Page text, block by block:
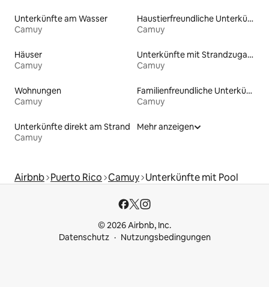
Unterkünfte am Wasser
Camuy
Haustierfreundliche Unterkünfte
Camuy
Häuser
Camuy
Unterkünfte mit Strandzugang
Camuy
Wohnungen
Camuy
Familienfreundliche Unterkünfte
Camuy
Unterkünfte direkt am Strand
Camuy
Mehr anzeigen
Airbnb Puerto Rico Camuy Unterkünfte mit Pool
© 2026 Airbnb, Inc.
Datenschutz
Nutzungsbedingungen